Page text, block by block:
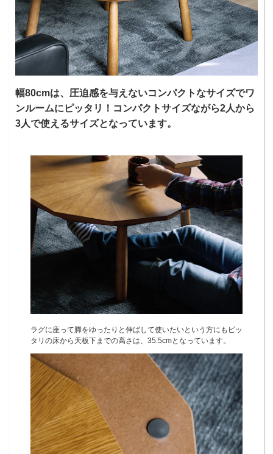
幅80cmは、圧迫感を与えないコンパクトなサイズでワ
ンルームにピッタリ！コンパクトサイズながら2人から
3人で使えるサイズとなっています。
ラグに座って脚をゆったりと伸ばして使いたいという方にもピッ
タリの床から天板下までの高さは、35.5cmとなっています。